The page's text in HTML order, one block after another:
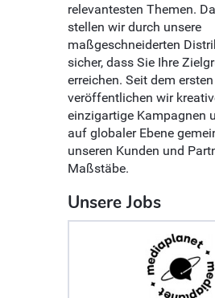
relevantesten Themen.
stellen wir durch unsere
maßgeschneiderten
sicher, dass Sie Ihre
erreichen. Seit dem
veröffentlichen wir
einzigartige Kampagnen
auf globaler Ebene
unseren Kunden und
Maßstäbe.
Unsere Jobs